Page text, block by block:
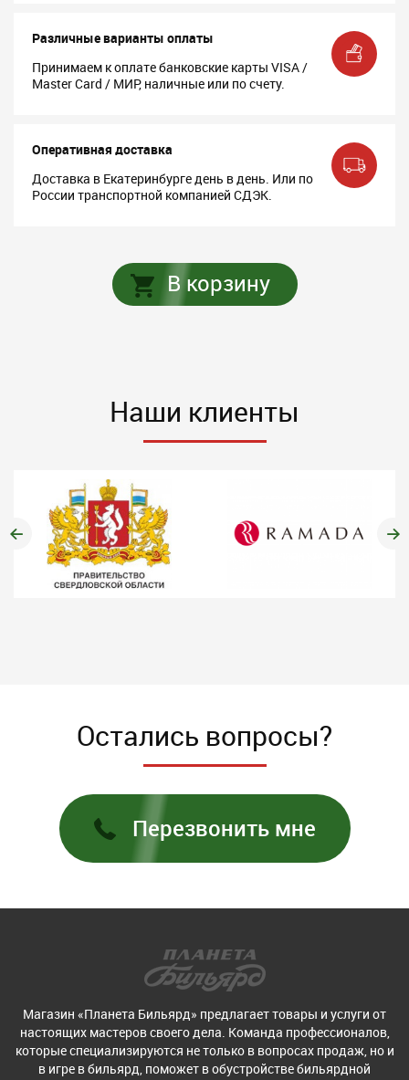
Различные варианты оплаты
Принимаем к оплате банковские карты VISA /
Master Card / МИР, наличные или по счету.
Оперативная доставка
Доставка в Екатеринбурге день в день. Или по
России транспортной компанией СДЭК.
В корзину
Наши клиенты
Остались вопросы?
Перезвонить мне
Магазин «Планета Бильярд» предлагает товары и услуги от
настоящих мастеров своего дела. Команда профессионалов,
которые специализируются не только в вопросах продаж, но и
в игре в бильярд, поможет в обустройстве бильярдной